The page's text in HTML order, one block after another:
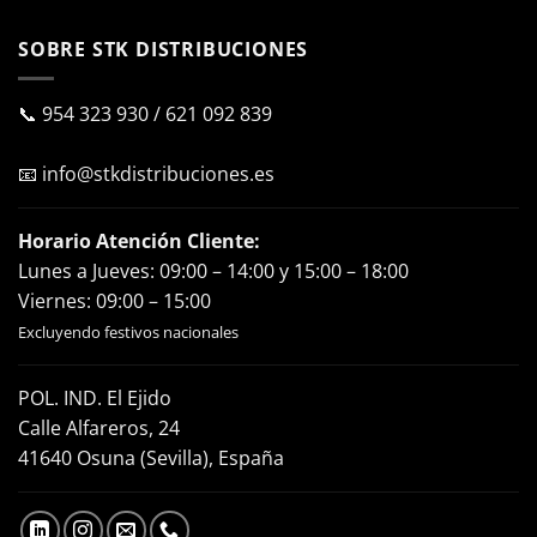
SOBRE STK DISTRIBUCIONES
📞 954 323 930/ 621 092 839
📧 info@stkdistribuciones.es
Horario Atención Cliente:
Lunes a Jueves: 09:00 – 14:00 y 15:00 – 18:00
Viernes: 09:00 – 15:00
Excluyendo festivos nacionales
POL. IND. El Ejido
Calle Alfareros, 24
41640 Osuna (Sevilla), España